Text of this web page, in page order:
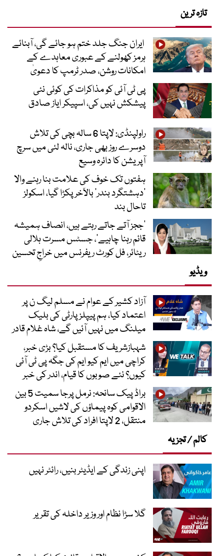
تازہ ترین
ایران جنگ جلد ختم ہو جائے گی، آبنائے
ہرمز کھولنے کے عبوری معاہدے کے
امکانات روشن، صدر ٹرمپ کا دعویٰ
پی ٹی آئی کو مذاکرات کی کوئی نئی
پیشکش نہیں کی، اسپیکر ایاز صادق
راولپنڈی: لاپتا 6 سالہ بچی کی تلاش
دوسرے روز بھی جاری، نالہ لئی میں سرچ
آپریشن کا دائرہ وسیع
ہفتوں تک خوف کی علامت بنا رہنے والا
‘دہشتگرد بندر’ بالآخر پکڑا گیا، اسکولز
تاحال بند
’ججز آتے جاتے رہتے ہیں، انصاف ہمیشہ
قائم رہنا چاہیے‘، جسٹس مسرت ہلالی
ریٹائر، فل کورٹ ریفرنس میں خراجِ تحسین
ویڈیو
آزاد کشیر کے عوام نے مسلم لیگ ن پر
اعتماد کیا، ہم پیپلز پارٹی کی بلیک
میلنگ میں نہیں آئیں گے، شاہ غلام قادر
شہبازشریف کا مستقبل کیا؟ بڑی خبر،
کراچی میں ایم کیو ایم کی جگہ پی ٹی آئی
کیوں؟ نئے صوبوں کا قیام، اندر کی خبر
براڈ پیک سانحہ: نرمل پرجا سمیت 5 بین
الاقوامی کوہ پیماؤں کی لاشیں اسکردو
منتقل، 2 لاپتا افراد کی تلاش جاری
کالم / تجزیہ
اپنی زندگی کے ایڈیٹر بنیں، رائٹر نہیں
گلا سڑا نظام اور وزیر داخلہ کی تقریر